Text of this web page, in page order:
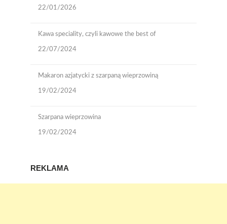
22/01/2026
Kawa speciality, czyli kawowe the best of
22/07/2024
Makaron azjatycki z szarpaną wieprzowiną
19/02/2024
Szarpana wieprzowina
19/02/2024
REKLAMA